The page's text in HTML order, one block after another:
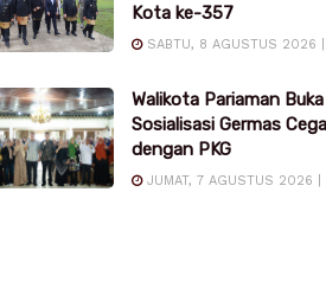
Kota ke-357
SABTU, 8 AGUSTUS 2026
Walikota Pariaman Buka
Sosialisasi Germas
dengan PKG
JUMAT, 7 AGUSTUS 2026 |